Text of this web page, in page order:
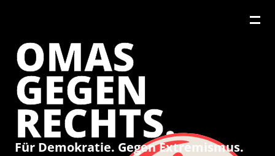
OMAS
GEGEN
RECHTS.
Für Demokratie. Gegen Extremismus.